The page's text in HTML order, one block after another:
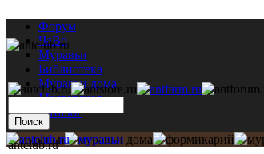
Форум
ЧаВо
Муравьи
Библиотека
Муравьи дома
Мастерская
Каталог
antclub.ru